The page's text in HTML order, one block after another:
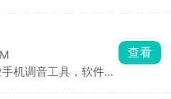
内容，充分满足不同
观看需求。红杉阁影
播放引擎，观影过程
沉浸式影院级观看体
机调音工具，软件融
查看